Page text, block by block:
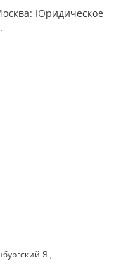
Юридическое
Я.,